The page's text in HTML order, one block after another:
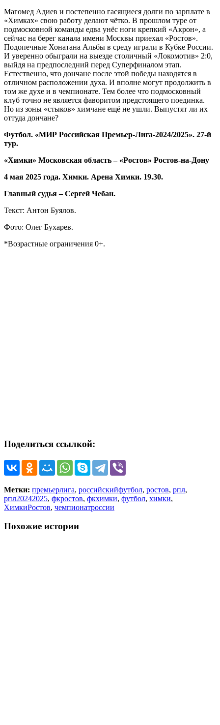
Магомед Адиев и постепенно гасящиеся долги по зарплате в
«Химках» свою работу делают чётко. В прошлом туре от
подмосковной команды едва унёс ноги крепкий «Акрон», а
сейчас на берег канала имени Москвы приехал «Ростов».
Подопечные Хонатана Альбы в среду играли в Кубке России.
И уверенно обыграли на выезде столичный «Локомотив» 2:0,
выйдя на предпоследний перед Суперфиналом этап.
Естественно, что дончане после этой победы находятся в
отличном расположении духа. И вполне могут продолжить в
том же духе и в чемпионате. Тем более что подмосковный
клуб точно не является фаворитом предстоящего поединка.
Но из зоны «стыков» химчане ещё не ушли. Выпустят ли их
оттуда дончане?
Футбол. «МИР Российская Премьер-Лига-2024/2025». 27-й
тур.
«Химки» Московская область – «Ростов» Ростов-на-Дону
4 мая 2025 года. Химки. Арена Химки. 19.30.
Главный судья – Сергей Чебан.
Текст: Антон Буялов.
Фото: Олег Бухарев.
*Возрастные ограничения 0+.
Поделиться ссылкой:
Метки: премьерлига, российскийфутбол, ростов, рпл,
рпл20242025, фкростов, фкхимки, футбол, химки,
ХимкиРостов, чемпионатроссии
Похожие истории